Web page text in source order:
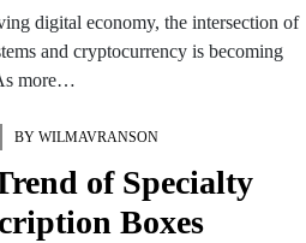
digital economy, the intersection of
and cryptocurrency is becoming
more…
BY WILMAVRANSON
of Specialty
Boxes